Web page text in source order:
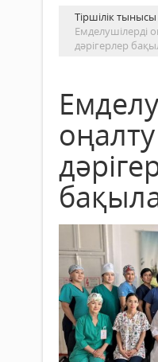
Тіршілік тынысы
Емделушілерді
дәрігерлер